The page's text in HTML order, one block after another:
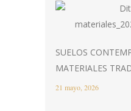
SUELOS
MATERIALES
21 mayo, 2026